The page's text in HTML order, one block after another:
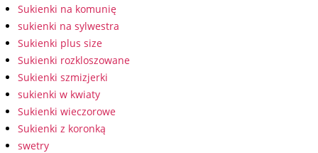
Sukienki na komunię
sukienki na sylwestra
Sukienki plus size
Sukienki rozkloszowane
Sukienki szmizjerki
sukienki w kwiaty
Sukienki wieczorowe
Sukienki z koronką
swetry